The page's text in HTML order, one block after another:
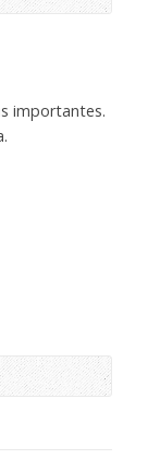
importantes.